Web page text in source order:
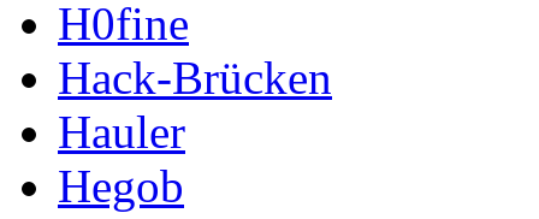
H0fine
Hack-Brücken
Hauler
Hegob